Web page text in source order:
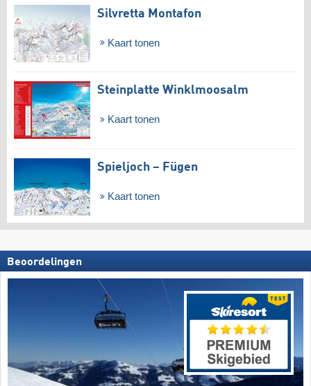
Silvretta Montafon
Kaart tonen
Steinplatte Winklmoosalm
Kaart tonen
Spieljoch – Fügen
Kaart tonen
Beoordelingen